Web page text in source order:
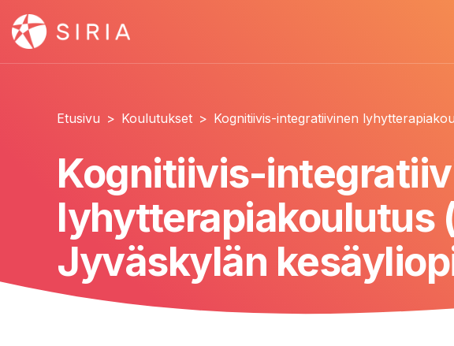
Etusivu > Koulutukset > Kognitiivis-integratiivinen
Kognitiivis-
lyhytterapiakoulutus
Jyväskylän